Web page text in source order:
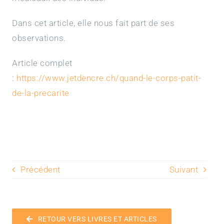
Partenaires
Ressources
Contact
Dans cet article, elle nous fait part de ses
observations.
Article complet
: https://www.jetdencre.ch/quand-le-corps-patit-
de-la-precarite
Précédent Suivant
RETOUR VERS LIVRES ET ARTICLES